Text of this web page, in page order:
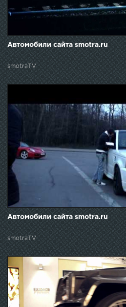
Автомобили сайта smotra.ru
smotraTV
Автомобили сайта smotra.ru
smotraTV